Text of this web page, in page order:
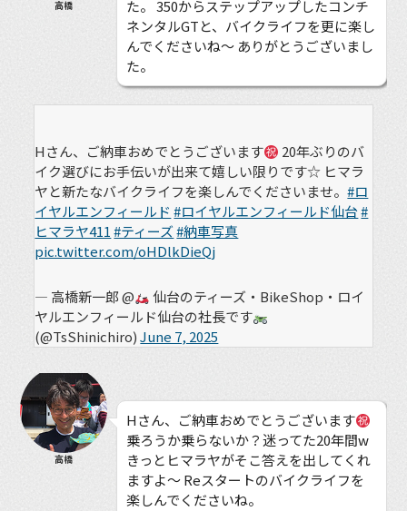
高橋
た。 350からステップアップしたコンチ
ネンタルGTと、バイクライフを更に楽し
んでくださいね〜 ありがとうございまし
た。
Hさん、ご納車おめでとうございます
20年ぶりのバ
イク選びにお手伝いが出来て嬉しい限りです☆ ヒマラ
ヤと新たなバイクライフを楽しんでくださいませ。#ロ
イヤルエンフィールド #ロイヤルエンフィールド仙台#
ヒマラヤ411 #ティーズ#納車写真
pic.twitter.com/oHDlkDieQj
— 高橋新一郎 @
仙台のティーズ・BikeShop・ロイ
ヤルエンフィールド仙台の社長です
(@TsShinichiro)June 7, 2025
高橋
Hさん、ご納車おめでとうございます
乗ろうか乗らないか？迷ってた20年間w
きっとヒマラヤがそこ答えを出してくれ
ますよ〜 Reスタートのバイクライフを
楽しんでくださいね。